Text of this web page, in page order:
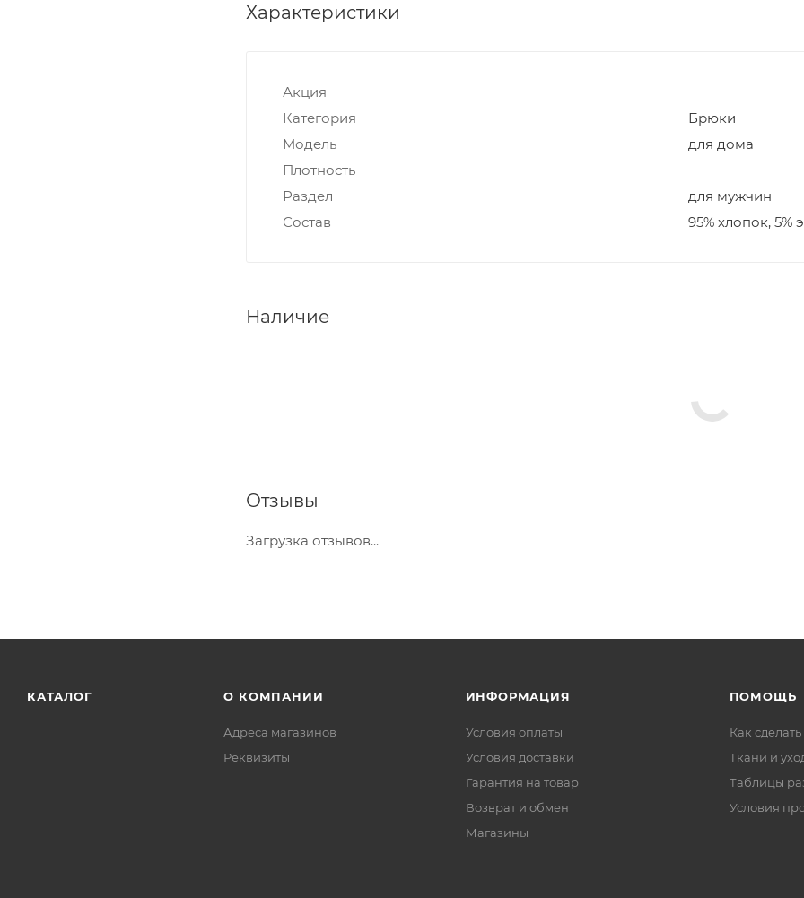
Характеристики
Акция
Категория
Брюки
Модель
для дома
Плотность
Раздел
для мужчин
Состав
95% хлопок, 5%
Наличие
Отзывы
Загрузка отзывов...
КАТАЛОГ О КОМПАНИИ
Адреса магазинов
Реквизиты
ИНФОРМАЦИЯ
Условия оплаты
Условия доставки
Гарантия на товар
Возврат и обмен
Магазины
ПОМОЩЬ
Как сделать
Ткани и
Таблицы
Условия